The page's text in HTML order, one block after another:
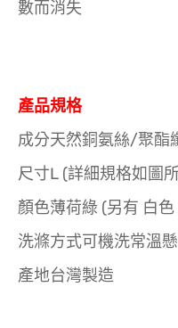
數而消失
產品規格
成分天然銅氨絲/聚酯
尺寸L (詳細規格如圖
顏色薄荷綠 (另有 白
洗滌方式可機洗常溫
產地台灣製造